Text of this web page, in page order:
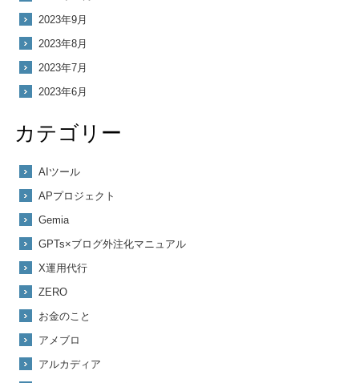
2023年9月
2023年8月
2023年7月
2023年6月
カテゴリー
AIツール
APプロジェクト
Gemia
GPTs×ブログ外注化マニュアル
X運用代行
ZERO
お金のこと
アメブロ
アルカディア